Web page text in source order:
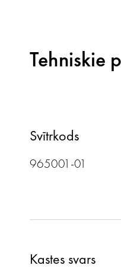
Tehniskie
Svītrkods
965001-01
Kastes svars